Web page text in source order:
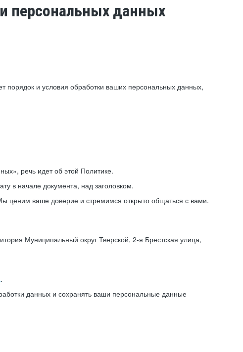
персональных данных
порядок и условия обработки ваших персональных данных,
речь идет об этой Политике.
в начале документа, над заголовком.
ценим ваше доверие и стремимся открыто общаться с вами.
Муниципальный округ Тверской, 2-я Брестская улица,
.
данных и сохранять ваши персональные данные